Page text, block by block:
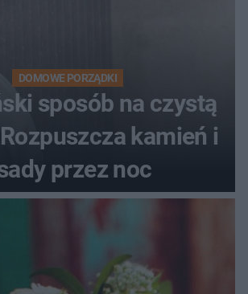
DOMOWE PORZĄDKI
sposób na czystą
kamień i
przez noc